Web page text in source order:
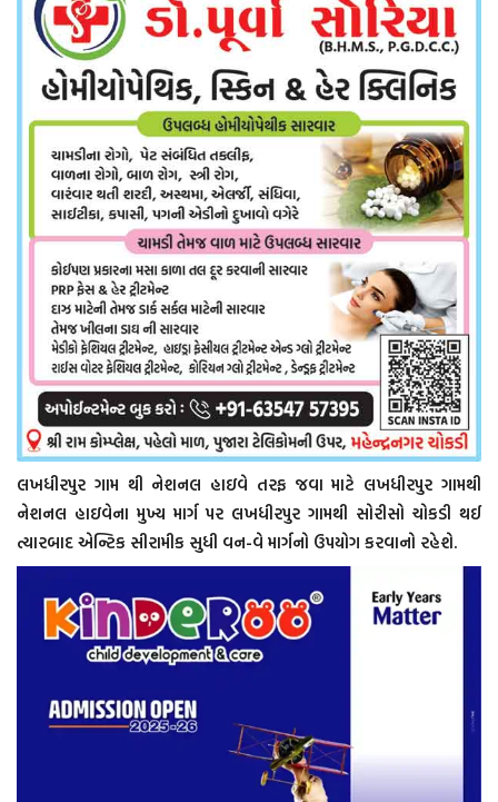
લખધીરપુર ગામ થી નેશનલ હાઇવે તરફ જવા માટે લખધીરપુર ગામથી
નેશનલ હાઇવેના મુખ્ય માર્ગ પર લખધીરપુર ગામથી સોરીસો ચોકડી થઈ
ત્યારબાદ એન્ટિક સીરામીક સુધી વન-વે માર્ગનો ઉપયોગ કરવાનો રહેશે.